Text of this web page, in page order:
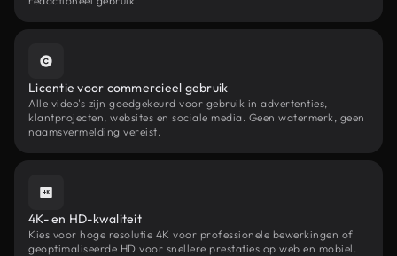
Licentie voor commercieel gebruik
Alle video's zijn goedgekeurd voor gebruik in advertenties,
klantprojecten, websites en sociale media. Geen watermerk, geen
naamsvermelding vereist.
4K- en HD-kwaliteit
Kies voor hoge resolutie 4K voor professionele bewerkingen of
geoptimaliseerde HD voor snellere prestaties op web en mobiel.